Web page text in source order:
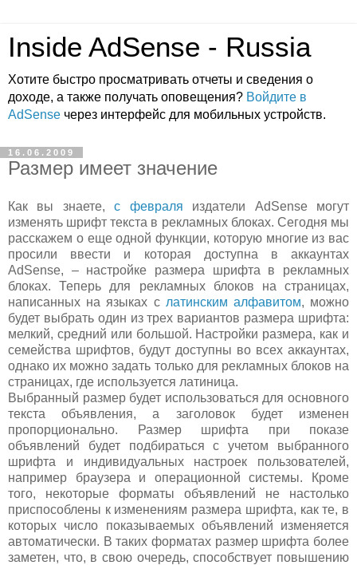
Inside AdSense - Russia
Хотите быстро просматривать отчеты и сведения о
доходе, а также получать оповещения? Войдите в
AdSense через интерфейс для мобильных устройств.
16.06.2009
Размер имеет значение
Как вы знаете,с февраля издатели AdSense могут
изменять шрифт текста в рекламных блоках. Сегодня мы
расскажем о еще одной функции, которую многие из вас
просили ввести и которая доступна в аккаунтах
AdSense, – настройке размера шрифта в рекламных
блоках. Теперь для рекламных блоков на страницах,
написанных на языках с латинским алфавитом, можно
будет выбрать один из трех вариантов размера шрифта:
мелкий, средний или большой. Настройки размера, как и
семейства шрифтов, будут доступны во всех аккаунтах,
однако их можно задать только для рекламных блоков на
страницах, где используется латиница.
Выбранный размер будет использоваться для основного
текста объявления, а заголовок будет изменен
пропорционально. Размер шрифта при показе
объявлений будет подбираться с учетом выбранного
шрифта и индивидуальных настроек пользователей,
например браузера и операционной системы. Кроме
того, некоторые форматы объявлений не настолько
приспособлены к изменениям размера шрифта, как те, в
которых число показываемых объявлений изменяется
автоматически. В таких форматах размер шрифта более
заметен, что, в свою очередь, способствует повышению